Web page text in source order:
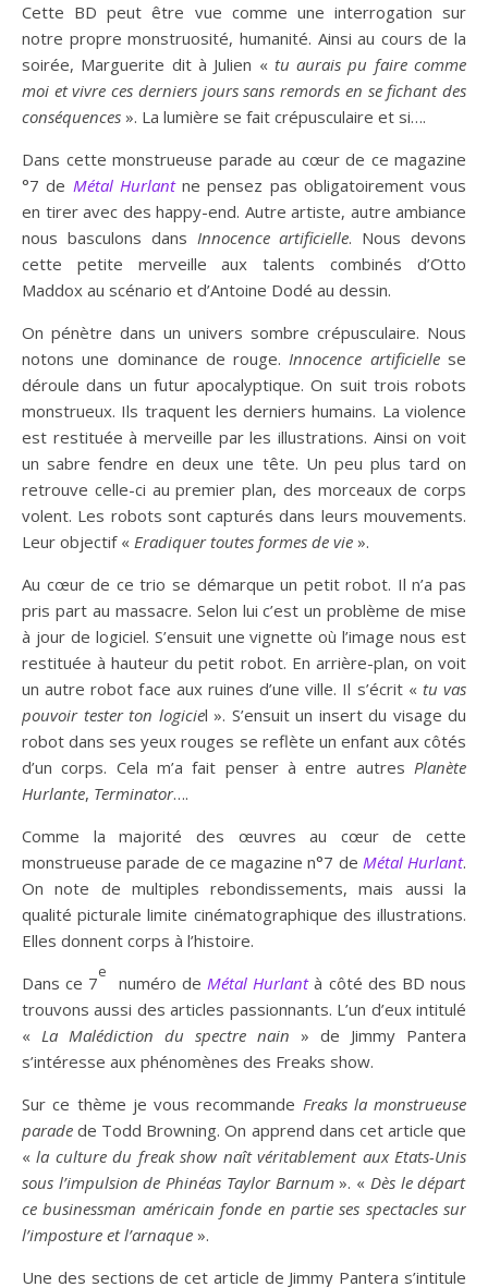
Cette BD peut être vue comme une interrogation sur
notre propre monstruosité, humanité. Ainsi au cours de la
soirée, Marguerite dit à Julien « tu aurais pu faire comme
moi etvivre ces derniers jours sans remords en se fichantdes
conséquences ». La lumière se fait crépusculaire et si….
Dans cette monstrueuse parade au cœur de ce magazine
°7 de Métal Hurlantne pensez pas obligatoirement vous
en tirer avec des happy-end. Autre artiste, autre ambiance
nous basculons dans Innocence artificielle. Nous devons
cette petite merveille aux talents combinés d’Otto
Maddox au scénario et d’Antoine Dodé au dessin.
On pénètre dans un univers sombre crépusculaire. Nous
notons une dominance de rouge.Innocence artificiellese
déroule dans un futur apocalyptique. On suit trois robots
monstrueux. Ils traquent les derniers humains. La violence
est restituée à merveille par les illustrations. Ainsi on voit
un sabre fendre en deux une tête. Un peu plus tard on
retrouve celle-ci au premier plan, des morceaux de corps
volent. Les robots sont capturés dans leurs mouvements.
Leur objectif « Eradiquer toutes formes de vie ».
Au cœur de ce trio se démarque un petit robot. Il n’a pas
pris part au massacre. Selon lui c’est un problème de mise
à jour de logiciel. S’ensuit une vignette où l’image nous est
restituée à hauteur du petit robot. En arrière-plan, on voit
un autre robot face aux ruines d’une ville. Il s’écrit « tu vas
pouvoir tester ton logiciel ». S’ensuit un insert du visage du
robot dans ses yeux rouges se reflète un enfant aux côtés
d’un corps. Cela m’a fait penser à entre autres Planète
Hurlante, Terminator….
Comme la majorité des œuvres au cœur de cette
monstrueuse parade de ce magazine n°7 de Métal Hurlant.
On note de multiples rebondissements, mais aussi la
qualité picturale limite cinématographique des illustrations.
Elles donnent corps à l’histoire.
Dans ce 7
e
numéro deMétal Hurlant à côté des BD nous
trouvons aussi des articles passionnants. L’un d’eux intitulé
« La Malédiction du spectre nain » de Jimmy Pantera
s’intéresse aux phénomènes des Freaks show.
Sur ce thème je vous recommande Freaks la monstrueuse
parade de Todd Browning. On apprend dans cet article que
«la culturedu freak show naîtvéritablementaux Etats-Unis
sous l’impulsion de Phinéas Taylor Barnum». « Dès le départ
ce businessman américain fonde en partieses spectacles sur
l’imposture et l’arnaque ».
Une des sections de cet article de Jimmy Pantera s’intitule